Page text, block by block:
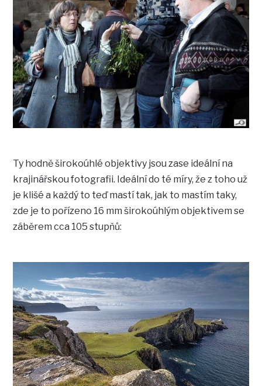
Ty hodně širokoúhlé objektivy jsou zase ideální na
krajinářskou fotografii. Ideální do té míry, že z toho už
je klišé a každý to teď mastí tak, jak to mastím taky,
zde je to pořízeno 16 mm širokoúhlým objektivem se
záběrem cca 105 stupňů: